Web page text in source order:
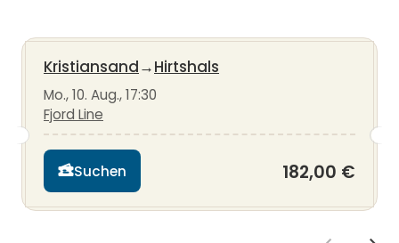
Kristiansand→Hirtshals
Mo., 10. Aug., 17:30
Fjord Line
Suchen 182,00 €